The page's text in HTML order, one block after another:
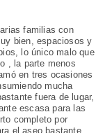
familias con
bien, espaciosos y
lo único malo que
, la parte menos
en tres ocasiones
mucha
fuera de lugar,
escasa para las
completo por
el aseo bastante